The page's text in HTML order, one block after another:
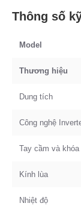
Thông số
Model
Thương hiệu
Dung tích
Công nghệ
Tay cầm và khóa
Kính lùa
Nhiệt độ